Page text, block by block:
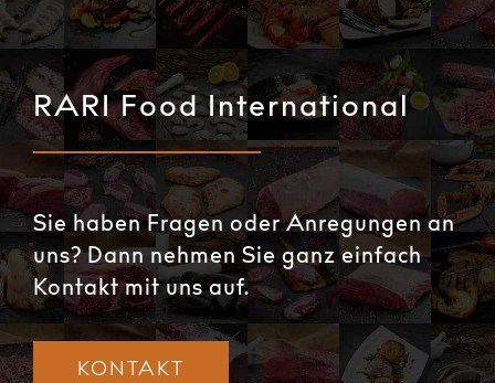
RARI Food International
Sie haben Fragen oder Anregungen an
uns? Dann nehmen Sie ganz einfach
Kontakt mit uns auf.
KONTAKT